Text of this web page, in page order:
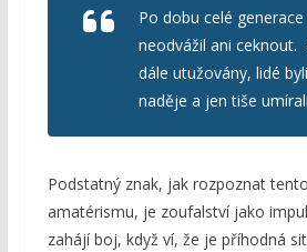
Po dobu celé
neodvážil ani ceknout.
dále utužovány, lidé
naděje a jen tiše
Podstatný znak, jak rozpoznat
amatérismu, je zoufalství jako
zahájí boj, když ví, že je příhodná